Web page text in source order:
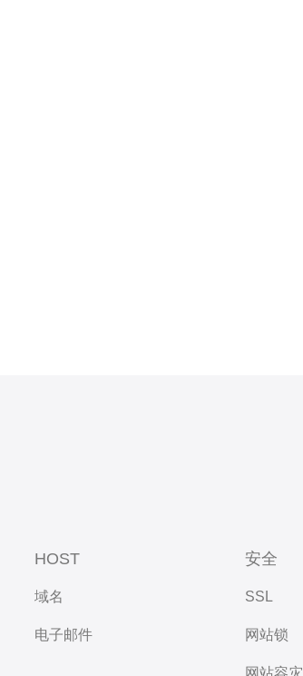
HOST
域名
电子邮件
安全
SSL
网站锁
网站容灾